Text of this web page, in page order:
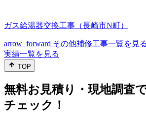
ガス給湯器交換工事（長崎市N町）
arrow_forward その他補修工事一覧を見る
実績一覧を見る
TOP
無料お見積り・現地調査
チェック！